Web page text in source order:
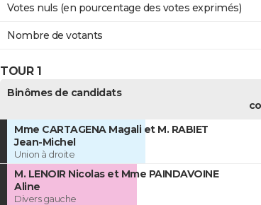
Votes nuls (en pourcentage des votes exprimés)
Nombre de votants
TOUR 1
Binômes de candidats
Mme CARTAGENA Magali et M. RABIET
Jean-Michel
Union à droite
M. LENOIR Nicolas et Mme PAINDAVOINE
Aline
Divers gauche